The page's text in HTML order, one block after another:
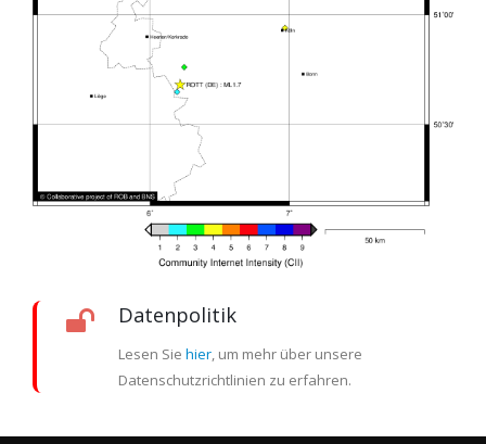
Datenpolitik
Lesen Sie hier, um mehr über unsere
Datenschutzrichtlinien zu erfahren.